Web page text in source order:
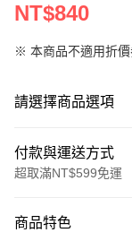
NT$840
※ 本商品不適用折
請選擇商品選項
付款與運送方式
超取滿NT$599免運
信用卡一次付款
商品特色